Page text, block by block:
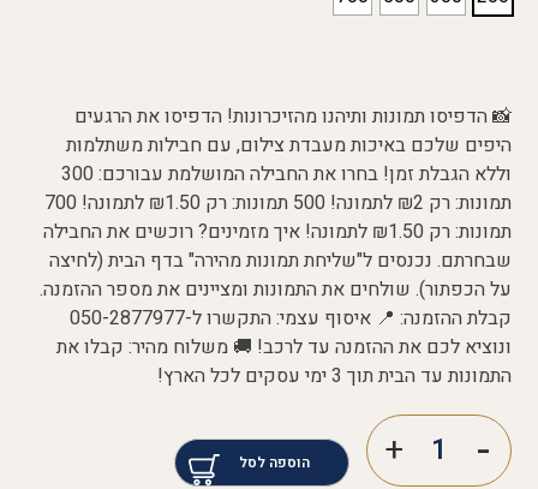
📸 הדפיסו תמונות ותיהנו מהזיכרונות! הדפיסו את הרגעים
היפים שלכם באיכות מעבדת צילום, עם חבילות משתלמות
וללא הגבלת זמן! בחרו את החבילה המושלמת עבורכם: 300
תמונות: רק ₪2 לתמונה! 500 תמונות: רק ₪1.50 לתמונה! 700
תמונות: רק ₪1.50 לתמונה! איך מזמינים? רוכשים את החבילה
שבחרתם. נכנסים ל"שליחת תמונות מהירה" בדף הבית (לחיצה
על הכפתור). שולחים את התמונות ומציינים את מספר ההזמנה.
קבלת ההזמנה: 📍 איסוף עצמי: התקשרו ל-050-2877977
ונוציא לכם את ההזמנה עד לרכב! 🚚 משלוח מהיר: קבלו את
התמונות עד הבית תוך 3 ימי עסקים לכל הארץ!
הוספה לסל